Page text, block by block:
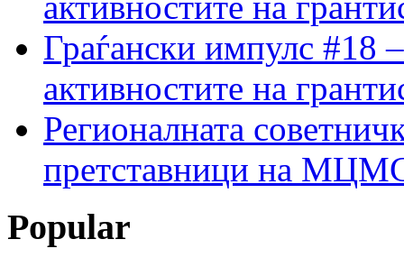
Граѓански импулс #18
активностите на
Регионалната
претставници на МЦМС
Popular